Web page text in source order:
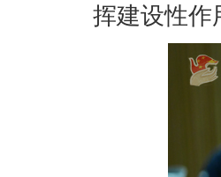
挥建设性作